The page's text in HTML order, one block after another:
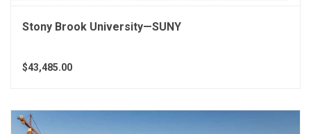
Stony Brook University—SUNY
$43,485.00